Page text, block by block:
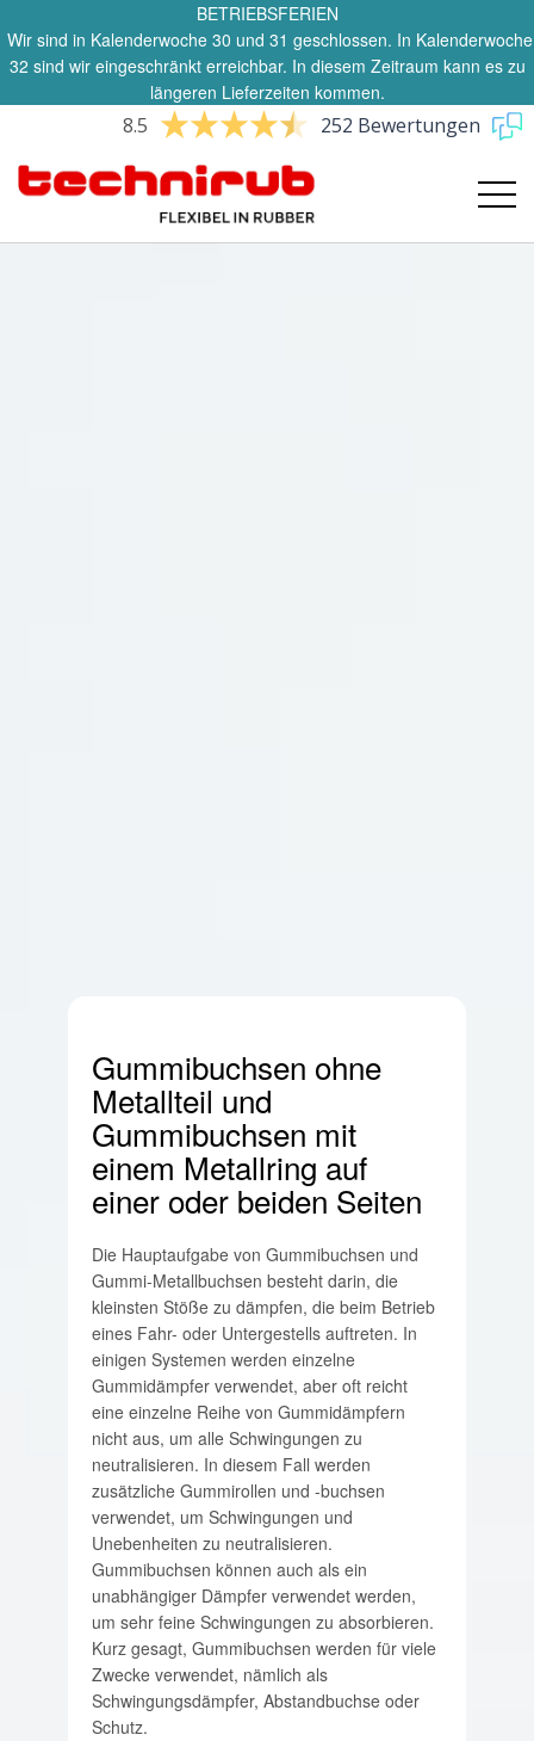
BETRIEBSFERIEN
Wir sind in Kalenderwoche 30 und 31 geschlossen. In Kalenderwoche
32 sind wir eingeschränkt erreichbar. In diesem Zeitraum kann es zu
längeren Lieferzeiten kommen.
8.5 252 Bewertungen
Gummibuchsen ohne
Metallteil und
Gummibuchsen mit
einem Metallring auf
einer oder beiden Seiten
Die Hauptaufgabe von Gummibuchsen und
Gummi-Metallbuchsen besteht darin, die
kleinsten Stöße zu dämpfen, die beim Betrieb
eines Fahr- oder Untergestells auftreten. In
einigen Systemen werden einzelne
Gummidämpfer verwendet, aber oft reicht
eine einzelne Reihe von Gummidämpfern
nicht aus, um alle Schwingungen zu
neutralisieren. In diesem Fall werden
zusätzliche Gummirollen und -buchsen
verwendet, um Schwingungen und
Unebenheiten zu neutralisieren.
Gummibuchsen können auch als ein
unabhängiger Dämpfer verwendet werden,
um sehr feine Schwingungen zu absorbieren.
Kurz gesagt, Gummibuchsen werden für viele
Zwecke verwendet, nämlich als
Schwingungsdämpfer, Abstandbuchse oder
Schutz.